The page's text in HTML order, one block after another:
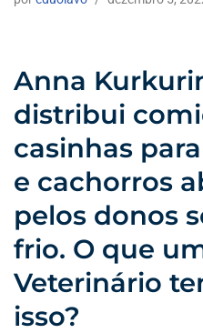
Anna
distribui
casinhas
e cachorros
pelos donos
frio. O que
Veterinário
isso?